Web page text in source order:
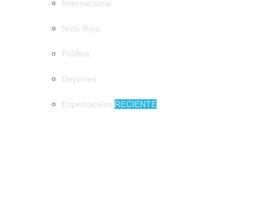
Internacional
Nota Roja
Política
Deportes
Espectáculos RECIENTE